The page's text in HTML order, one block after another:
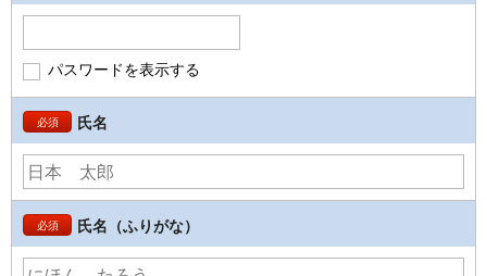
パスワードを表示する
必須 氏名
必須 氏名（ふりがな）